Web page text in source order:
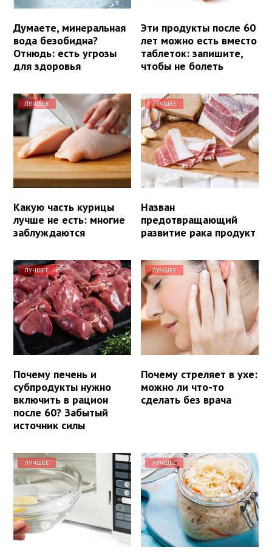
Думаете, минеральная
вода безобидна?
Отнюдь: есть угрозы
для здоровья
Эти продукты после 60
лет можно есть вместо
таблеток: запишите,
чтобы не болеть
ЛУЧШЕЕ
Какую часть курицы
лучше не есть: многие
заблуждаются
ЛУЧШЕЕ
Назван
предотвращающий
развитие рака продукт
ЛУЧШЕЕ
Почему печень и
субпродукты нужно
включить в рацион
после 60? Забытый
источник силы
ЛУЧШЕЕ
Почему стреляет в ухе:
можно ли что-то
сделать без врача
ЛУЧШЕЕ ЛУЧШЕЕ